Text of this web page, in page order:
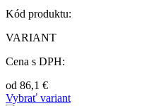
Kód produktu:
VARIANT
Cena s DPH:
od 86,1 €
Vybrať variant